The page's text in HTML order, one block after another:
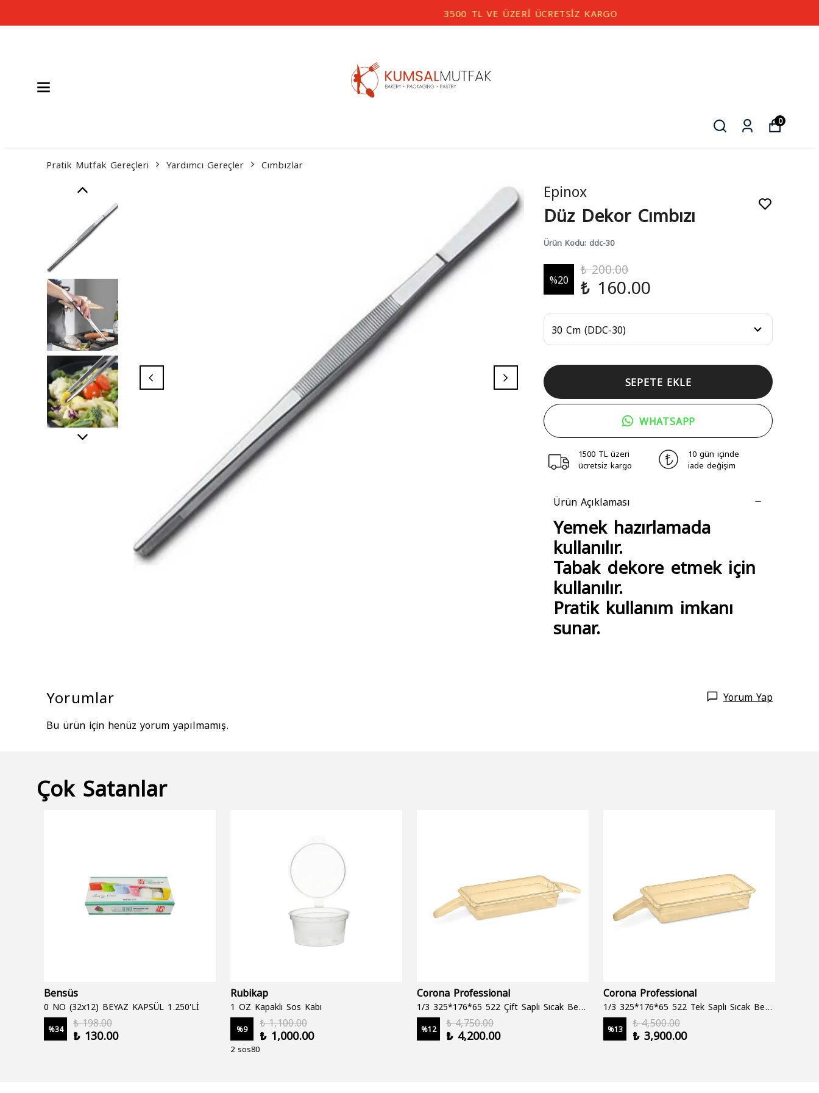
3500 TL VE ÜZERİ ÜCRETSİZ KARGO
0
Pratik Mutfak Gereçleri Yardımcı Gereçler Cımbızlar
Epinox
Düz Dekor Cımbızı
Ürün Kodu: ddc-30
%20
₺ 200.00
₺ 160.00
SEPETE EKLE
WHATSAPP
1500 TL üzeri
ücretsiz kargo
10 gün içinde
iade değişim
Ürün Açıklaması
Yemek hazırlamada
kullanılır.
Tabak dekore etmek için
kullanılır.
Pratik kullanım imkanı
sunar.
Yorumlar Yorum Yap
Bu ürün için henüz yorum yapılmamış.
Çok Satanlar
Bensüs
0 NO (32x12) BEYAZ KAPSÜL 1.250'Lİ
%34
₺ 198.00
₺ 130.00
Rubikap
1 OZ Kapaklı Sos Kabı
%9
₺ 1,100.00
₺ 1,000.00
2 sos80
Corona Professional
1/3 325*176*65 522 Çift Saplı Sıcak Bekletme Tepsisi
%12
₺ 4,750.00
₺ 4,200.00
Corona Professional
1/3 325*176*65 522 Tek Saplı Sıcak Bekletme Tepsisi
%13
₺ 4,500.00
₺ 3,900.00